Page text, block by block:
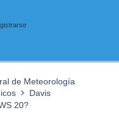
de Meteorología
Davis
20?